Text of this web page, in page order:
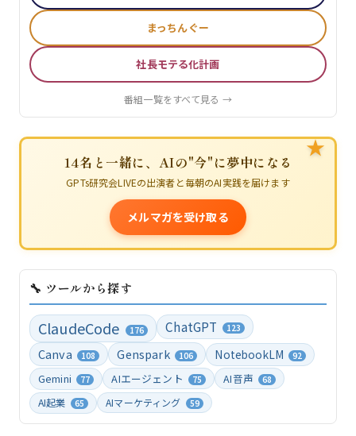
まっちんぐー
社長モテる化計画
番組一覧をすべて見る →
★
14名と一緒に、AIの"今"に夢中になる
GPTs研究会LIVEの出演者と毎朝のAI実践を届けます
メルマガを受け取る
🔧 ツールから探す
ClaudeCode 176 ChatGPT 123
Canva 108 Genspark 106 NotebookLM 92
Gemini 77 AIエージェント 75 AI音声 68
AI起業 65 AIマーケティング 59